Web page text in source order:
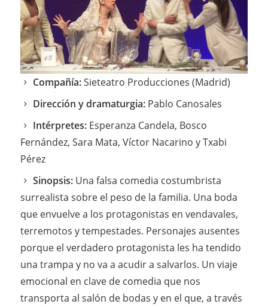
Compañía:Sieteatro Producciones (Madrid)
Dirección y dramaturgia: Pablo Canosales
Intérpretes: Esperanza Candela, Bosco
Fernández, Sara Mata, Víctor Nacarino y Txabi
Pérez
Sinopsis: Una falsa comedia costumbrista
surrealista sobre el peso de la familia. Una boda
que envuelve a los protagonistas en vendavales,
terremotos y tempestades. Personajes ausentes
porque el verdadero protagonista les ha tendido
una trampa y no va a acudir a salvarlos. Un viaje
emocional en clave de comedia que nos
transporta al salón de bodas y en el que, a través